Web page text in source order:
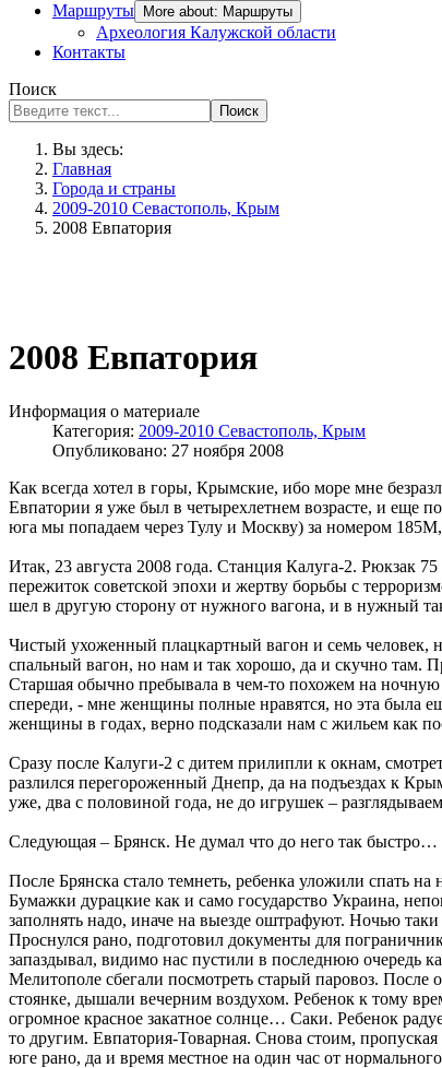
Маршруты
More about: Маршруты
Археология Калужской области
Контакты
Поиск
Поиск
Вы здесь:
Главная
Города и страны
2009-2010 Севастополь, Крым
2008 Евпатория
2008 Евпатория
Информация о материале
Категория: 2009-2010 Севастополь, Крым
Опубликовано: 27 ноября 2008
Как всегда хотел в горы, Крымские, ибо море мне
Евпатории я уже был в четырехлетнем возрасте, и еще
юга мы попадаем через Тулу и Москву) за номером
Итак, 23 августа 2008 года. Станция Калуга-2. Рюкзак
пережиток советской эпохи и жертву борьбы с
шел в другую сторону от нужного вагона, и в нужный
Чистый ухоженный плацкартный вагон и семь человек,
спальный вагон, но нам и так хорошо, да и скучно там.
Старшая обычно пребывала в чем-то похожем на ночную
спереди, - мне женщины полные нравятся, но эта была
женщины в годах, верно подсказали нам с жильем как
Сразу после Калуги-2 с дитем прилипли к окнам,
разлился перегороженный Днепр, да на подъездах к
уже, два с половиной года, не до игрушек –
Следующая – Брянск. Не думал что до него так быстро…
После Брянска стало темнеть, ребенка уложили спать
Бумажки дурацкие как и само государство Украина,
заполнять надо, иначе на выезде оштрафуют. Ночью
Проснулся рано, подготовил документы для
запаздывал, видимо нас пустили в последнюю очередь
Мелитополе сбегали посмотреть старый паровоз.
стоянке, дышали вечерним воздухом. Ребенок к тому
огромное красное закатное солнце… Саки. Ребенок
то другим. Евпатория-Товарная. Снова стоим,
юге рано, да и время местное на один час от